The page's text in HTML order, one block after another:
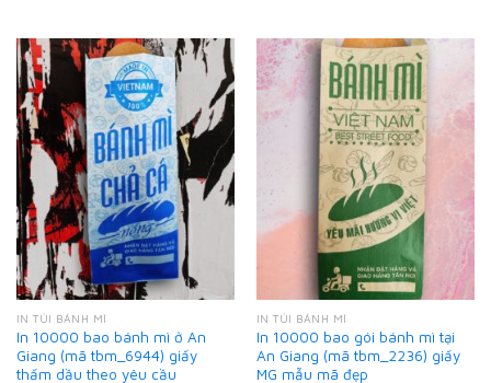
IN TÚI BÁNH MÌ
In 10000 bao bánh mì ở An
Giang (mã tbm_6944) giấy
thấm dầu theo yêu cầu
IN TÚI BÁNH MÌ
In 10000 bao gói bánh mì tại
An Giang (mã tbm_2236) giấy
MG mẫu mã đẹp